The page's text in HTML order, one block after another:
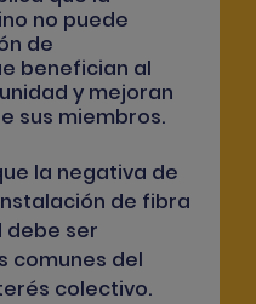
no puede
de
benefician al
y mejoran
sus miembros.
la negativa de
de fibra
debe ser
comunes del
colectivo.